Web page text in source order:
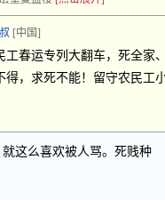
[中国]
工春运专列大翻车，死全家
得，求死不能！留守农民工
这么喜欢被人骂。死贱种